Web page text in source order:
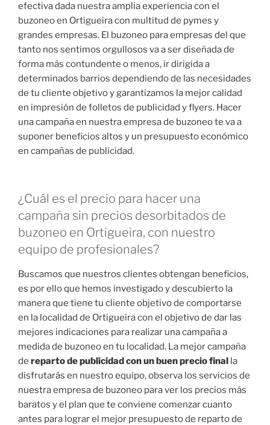
efectiva dada nuestra amplia experiencia con el
buzoneo en Ortigueira con multitud de pymes y
grandes empresas. El buzoneo para empresas del que
tanto nos sentimos orgullosos va a ser diseñada de
forma más contundente o menos, ir dirigida a
determinados barrios dependiendo de las necesidades
de tu cliente objetivo y garantizamos la mejor calidad
en impresión de folletos de publicidad y flyers. Hacer
una campaña en nuestra empresa de buzoneo te va a
suponer beneficios altos y un presupuesto económico
en campañas de publicidad.
¿Cuál es el precio para hacer una
campaña sin precios desorbitados de
buzoneo en Ortigueira, con nuestro
equipo de profesionales?
Buscamos que nuestros clientes obtengan beneficios,
es por ello que hemos investigado y descubierto la
manera que tiene tu cliente objetivo de comportarse
en la localidad de Ortigueira con el objetivo de dar las
mejores indicaciones para realizar una campaña a
medida de buzoneo en tu localidad. La mejor campaña
de reparto de publicidad con un buen precio final la
disfrutarás en nuestro equipo, observa los servicios de
nuestra empresa de buzoneo para ver los precios más
baratos y el plan que te conviene comenzar cuanto
antes para lograr el mejor presupuesto de reparto de